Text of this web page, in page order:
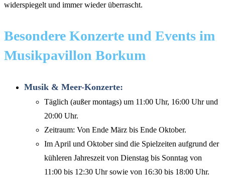
widerspiegelt und immer wieder überrascht.
Besondere Konzerte und Events im
Musikpavillon Borkum
Musik & Meer-Konzerte:
Täglich (außer montags) um 11:00 Uhr, 16:00 Uhr und
20:00 Uhr.
Zeitraum: Von Ende März bis Ende Oktober.
Im April und Oktober sind die Spielzeiten aufgrund der
kühleren Jahreszeit von Dienstag bis Sonntag von
11:00 bis 12:30 Uhr sowie von 16:30 bis 18:00 Uhr.